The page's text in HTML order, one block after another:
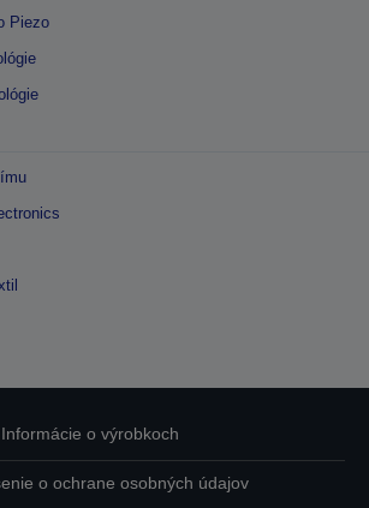
Piezo
Informácie o výrobkoch
o ochrane osobných údajov